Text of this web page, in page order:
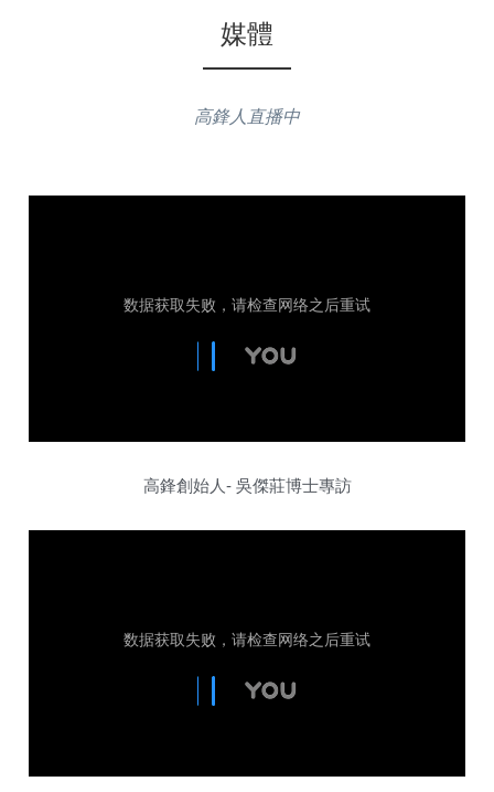
媒體
高鋒人直播中
高鋒創始人- 吳傑莊博士專訪